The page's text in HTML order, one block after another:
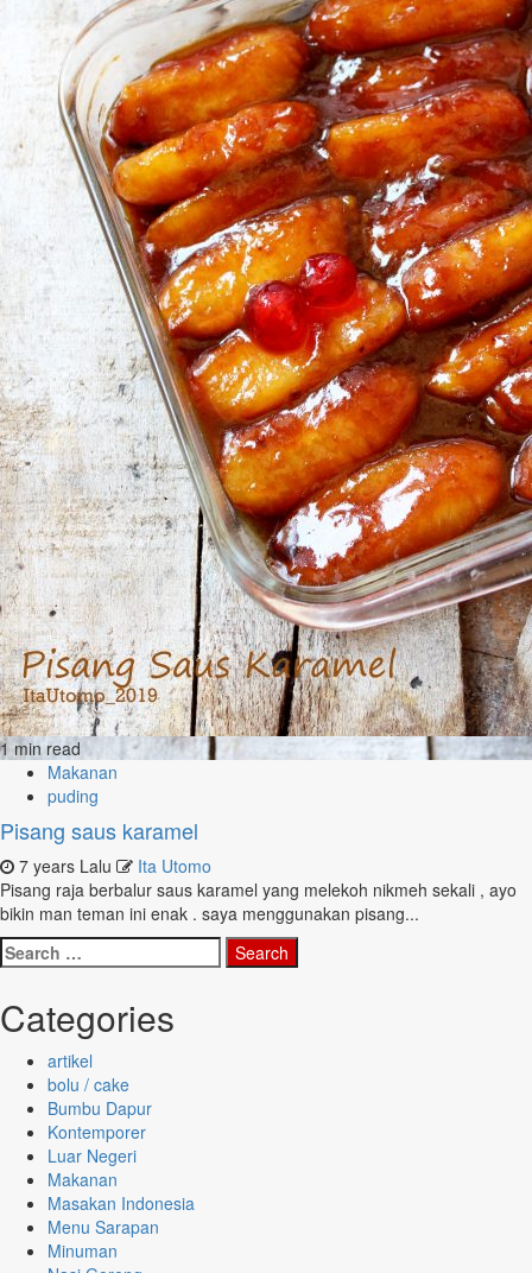
1 min read
Makanan
puding
Pisang saus karamel
7 years Lalu
Ita Utomo
Pisang raja berbalur saus karamel yang melekoh nikmeh sekali , ayo
bikin man teman ini enak . saya menggunakan pisang...
Search
for:
Categories
artikel
bolu / cake
Bumbu Dapur
Kontemporer
Luar Negeri
Makanan
Masakan Indonesia
Menu Sarapan
Minuman